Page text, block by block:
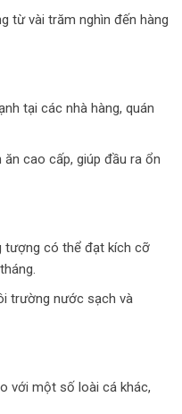
từ vài trăm nghìn đến hàng
tại các nhà hàng, quán
cao cấp, giúp đầu ra ổn
tượng có thể đạt kích cỡ
trường nước sạch và
với một số loài cá khác,